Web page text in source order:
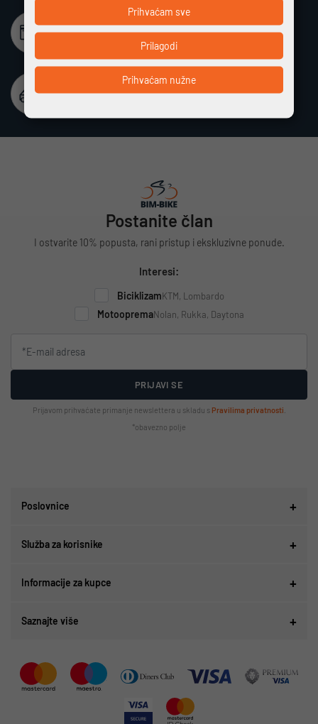
Beskamatno plaćanje
Različiti način plaćanja na rate bez kamata
Postanite član
I ostvarite 10% popusta, rani pristup i ekskluzivne ponude.
Interesi:
BiciklizamKTM, Lombardo
MotoopremaNolan, Rukka, Daytona
PRIJAVI SE
Prijavom prihvaćate primanje newslettera u skladu s Pravilima privatnosti
*obavezno polje
Poslovnice
Služba za korisnike
Informacije za kupce
Saznajte više
Prihvaćam nužne
Prilagodi
Prihvaćam sve